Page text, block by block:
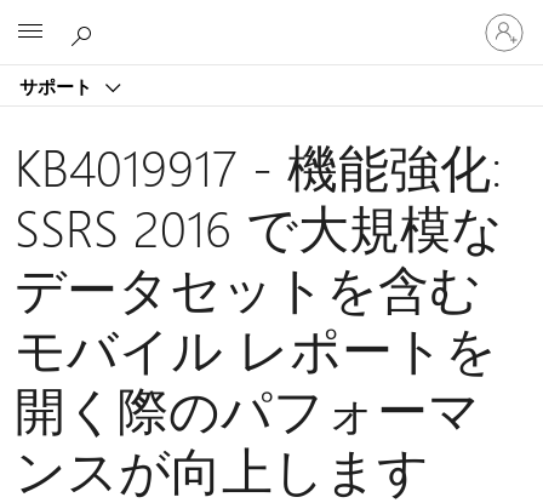
サポート
ア
カ
ウ
サ
イ
ン
イ
KB4019917 - 機能強化:
SSRS 2016 で大規模な
データセットを含む
モバイル レポートを
開く際のパフォーマ
ンスが向上します